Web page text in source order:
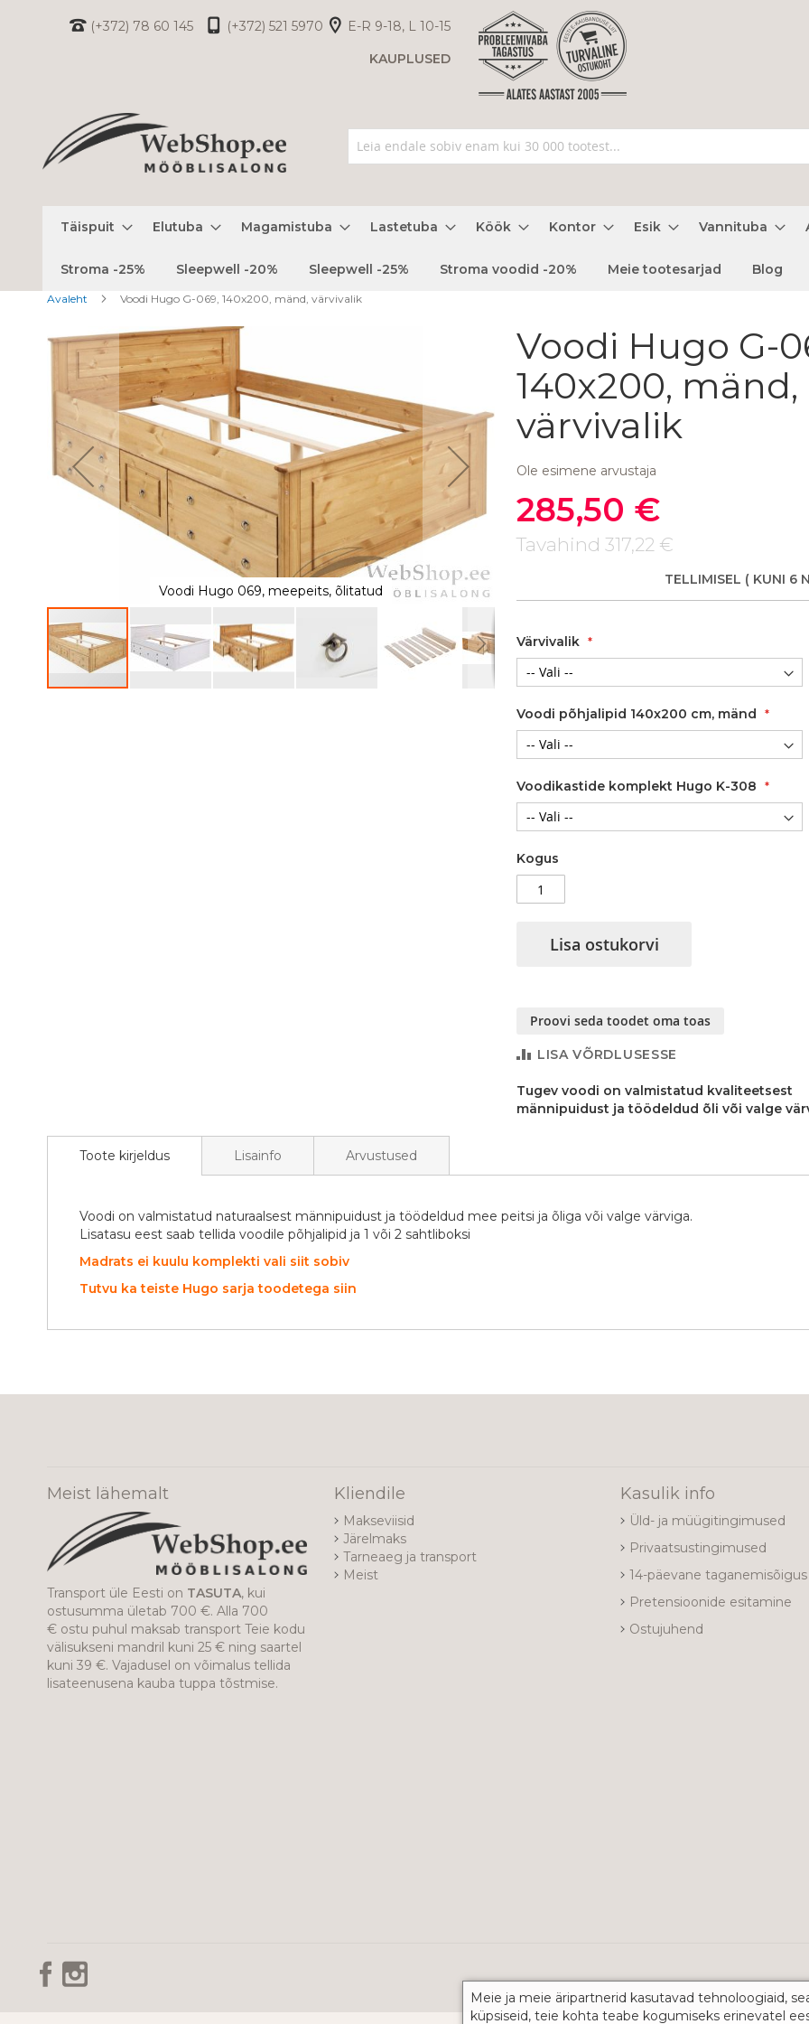
Meie ja meie äripartnerid kasutavad tehnoloogiaid,
küpsiseid, teie kohta teabe kogumiseks erinevatel
(+372) 78 60 145 (+372) 521 5970
E-R 9-18, L 10-15
KAUPLUSED
Täispuit Elutuba Magamistuba Lastetuba Köök Kontor Esik Vannituba
Stroma -25% Sleepwell -20% Sleepwell -25% Stroma voodid -20% Meie tootesarjad Blog
Avaleht Voodi Hugo G-069, 140x200, mänd, värvivalik
Skip
end
the
images
gallery
Voodi Hugo 069, meepeits, õlitatud Voodi Hugo 069, valge
Voodi Hugo G-
140x200, mänd,
värvivalik
Ole esimene arvustaja
Soodushind
285,50 €
Tavahind 317,22 €
TELLIMISEL ( KUNI 6
Värvivalik
Voodi põhjalipid 140x200 cm, mänd
Voodikastide komplekt Hugo K-308
Kogus
Lisa ostukorvi
Proovi seda toodet oma toas
LISA VÕRDLUSESSE
Tugev voodi on valmistatud kvaliteetsest
männipuidust ja töödeldud õli või valge
Toote kirjeldus
Voodi on valmistatud naturaalsest männipuidust ja töödeldud mee peitsi ja õliga või valge värviga.
Lisatasu eest saab tellida voodile põhjalipid ja 1 või 2 sahtliboksi
Madrats ei kuulu komplekti vali siit sobiv
Tutvu ka teiste Hugo sarja toodetega siin
Lisainfo Arvustused
Meist lähemalt
Transport üle Eesti on TASUTA, kui
ostusumma ületab 700 €. Alla 700
€ ostu puhul maksab transport Teie kodu
välisukseni mandril kuni 25 € ning saartel
kuni 39 €. Vajadusel on võimalus tellida
lisateenusena kauba tuppa tõstmise.
Kliendile
Makseviisid
Järelmaks
Tarneaeg ja transport
Meist
Kasulik info
Üld- ja müügitingimused
Privaatsustingimused
14-päevane taganemisõigus
Pretensioonide esitamine
Ostujuhend